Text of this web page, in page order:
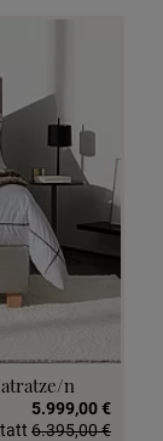
n
5.999,00 €
6.395,00 €